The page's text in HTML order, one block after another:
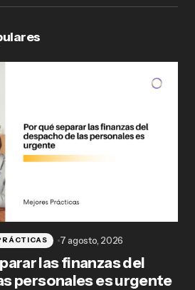
las finanzas del
personales es urgente
7 agosto, 2026